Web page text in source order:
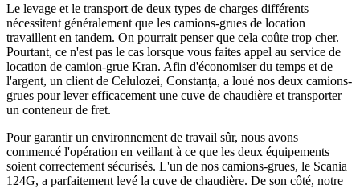
Le levage et le transport de deux types de charges différents
nécessitent généralement que les camions-grues de location
travaillent en tandem. On pourrait penser que cela coûte trop cher.
Pourtant, ce n'est pas le cas lorsque vous faites appel au service de
location de camion-grue Kran. Afin d'économiser du temps et de
l'argent, un client de Celulozei, Constanța, a loué nos deux camions-
grues pour lever efficacement une cuve de chaudière et transporter
un conteneur de fret.
Pour garantir un environnement de travail sûr, nous avons
commencé l'opération en veillant à ce que les deux équipements
soient correctement sécurisés. L'un de nos camions-grues, le Scania
124G, a parfaitement levé la cuve de chaudière. De son côté, notre